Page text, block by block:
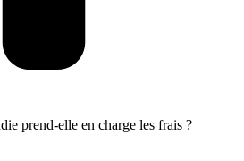
prend-elle en charge les frais ?